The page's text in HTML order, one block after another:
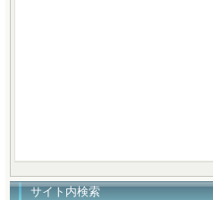
サイト内検索